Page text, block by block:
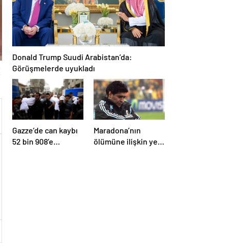
Donald Trump Suudi Arabistan’da:
Görüşmelerde uyukladı
Gazze’de can kaybı
52 bin 908’e
Maradona’nın
ölümüne ilişkin yeni